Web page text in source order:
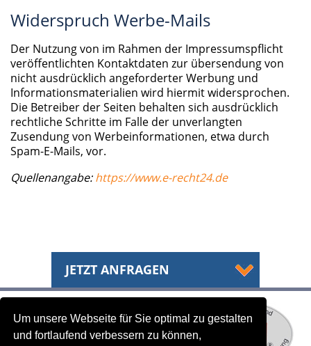
Um unsere Webseite für Sie optimal zu gestalten
und fortlaufend verbessern zu können,
Widerspruch Werbe-Mails
Der Nutzung von im Rahmen der Impressumspflicht
veröffentlichten Kontaktdaten zur übersendung von
nicht ausdrücklich angeforderter Werbung und
Informationsmaterialien wird hiermit widersprochen.
Die Betreiber der Seiten behalten sich ausdrücklich
rechtliche Schritte im Falle der unverlangten
Zusendung von Werbeinformationen, etwa durch
Spam-E-Mails, vor.
Quellenangabe:https://www.e-recht24.de
JETZT ANFRAGEN